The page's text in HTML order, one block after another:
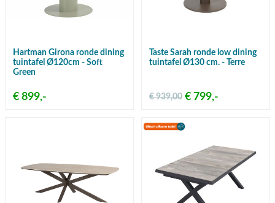
Hartman Girona ronde dining
tuintafel Ø120cm - Soft
Green
€ 899,-
Taste Sarah ronde low dining
tuintafel Ø130 cm. - Terre
€ 799,-
€ 939,00